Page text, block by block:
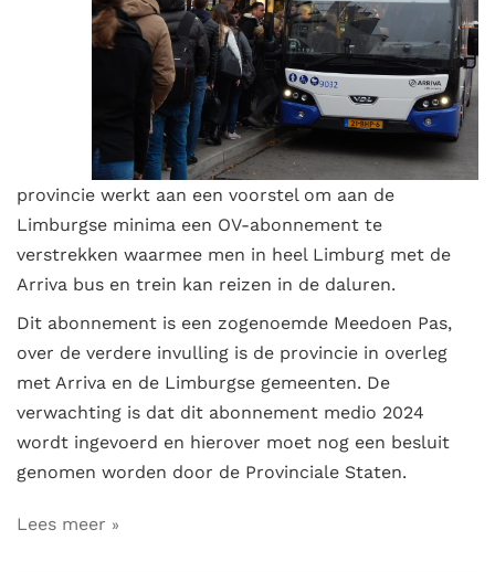
provincie werkt aan een voorstel om aan de
Limburgse minima een OV-abonnement te
verstrekken waarmee men in heel Limburg met de
Arriva bus en trein kan reizen in de daluren.
Dit abonnement is een zogenoemde Meedoen Pas,
over de verdere invulling is de provincie in overleg
met Arriva en de Limburgse gemeenten. De
verwachting is dat dit abonnement medio 2024
wordt ingevoerd en hierover moet nog een besluit
genomen worden door de Provinciale Staten.
Lees meer